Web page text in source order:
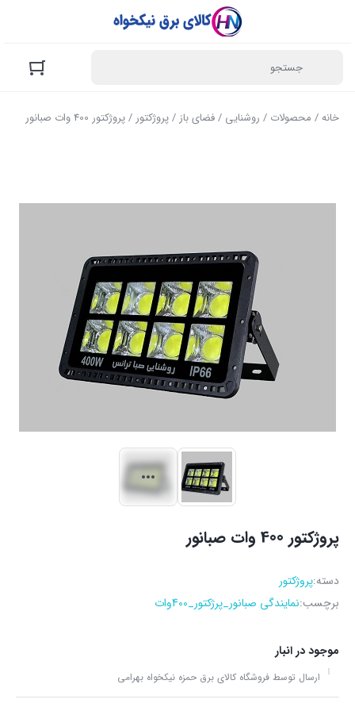
خانه/ محصولات / روشنایی /فضای باز /پروژکتور / پروژکتور 400 وات صبانور
پروژکتور 400 وات صبانور
دسته:پروژکتور
برچسب:نمایندگی صبانور_پرژکتور_400وات
موجود در انبار
ارسال توسط فروشگاه کالای برق حمزه نیکخواه بهرامی